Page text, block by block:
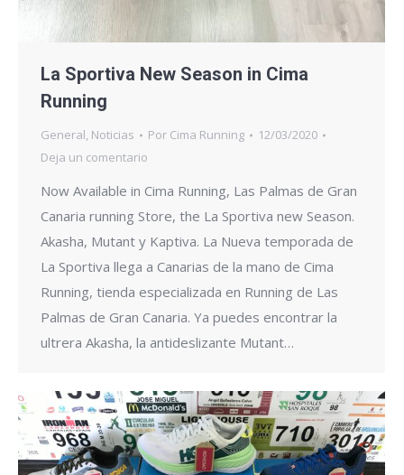
La Sportiva New Season in Cima
Running
General, Noticias Por Cima Running
12/03/2020
Deja un comentario
Now Available in Cima Running, Las Palmas de Gran
Canaria running Store, the La Sportiva new Season.
Akasha, Mutant y Kaptiva. La Nueva temporada de
La Sportiva llega a Canarias de la mano de Cima
Running, tienda especializada en Running de Las
Palmas de Gran Canaria. Ya puedes encontrar la
ultrera Akasha, la antideslizante Mutant…